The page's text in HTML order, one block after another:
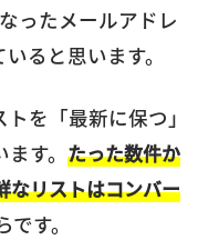
ったメールアドレ
ると思います。
を「最新に保つ」
す。 たった数件か
なリストはコンバー
です。